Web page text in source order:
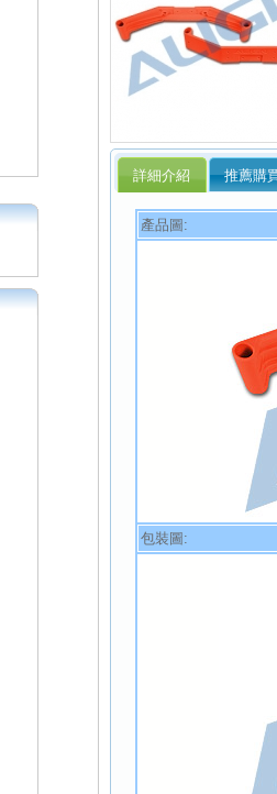
詳細介紹 推薦購
產品圖:
包裝圖: